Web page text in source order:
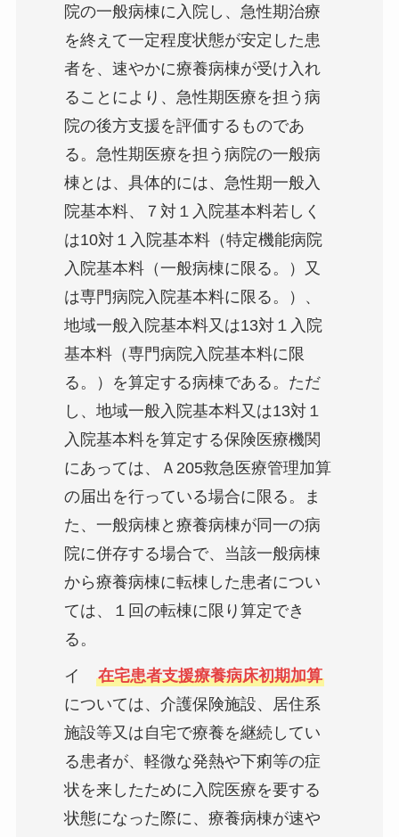
院の一般病棟に入院し、急性期治療
を終えて一定程度状態が安定した患
者を、速やかに療養病棟が受け入れ
ることにより、急性期医療を担う病
院の後方支援を評価するものであ
る。急性期医療を担う病院の一般病
棟とは、具体的には、急性期一般入
院基本料、７対１入院基本料若しく
は10対１入院基本料（特定機能病院
入院基本料（一般病棟に限る。）又
は専門病院入院基本料に限る。）、
地域一般入院基本料又は13対１入院
基本料（専門病院入院基本料に限
る。）を算定する病棟である。ただ
し、地域一般入院基本料又は13対１
入院基本料を算定する保険医療機関
にあっては、Ａ205救急医療管理加算
の届出を行っている場合に限る。ま
た、一般病棟と療養病棟が同一の病
院に併存する場合で、当該一般病棟
から療養病棟に転棟した患者につい
ては、１回の転棟に限り算定でき
る。
イ 在宅患者支援療養病床初期加算
については、介護保険施設、居住系
施設等又は自宅で療養を継続してい
る患者が、軽微な発熱や下痢等の症
状を来したために入院医療を要する
状態になった際に、療養病棟が速や